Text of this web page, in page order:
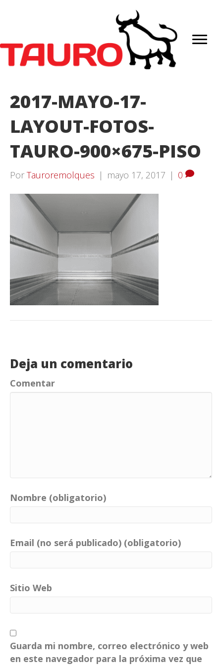
2017-MAYO-17-
LAYOUT-FOTOS-
TAURO-900×675-PISO
Por Tauroremolques | mayo 17, 2017 | 0
Deja un comentario
Comentar
Nombre (obligatorio)
Email (no será publicado) (obligatorio)
Sitio Web
Guarda mi nombre, correo electrónico y web
en este navegador para la próxima vez que